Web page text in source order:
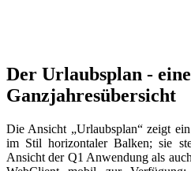
Der Urlaubsplan - eine
Ganzjahresübersicht
Die Ansicht „Urlaubsplan“ zeigt
im Stil horizontaler Balken; sie
Ansicht der Q1 Anwendung als